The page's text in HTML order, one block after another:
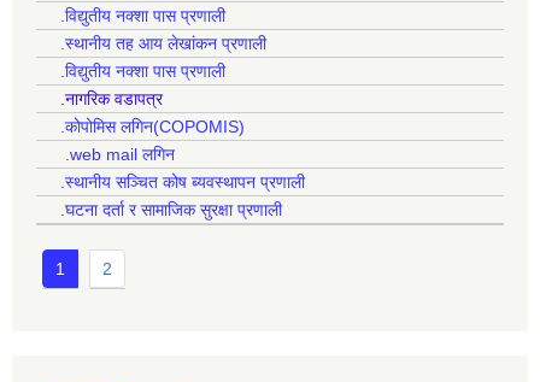
.विद्युतीय नक्शा पास प्रणाली
.स्थानीय तह आय लेखांकन प्रणाली
.विद्युतीय नक्शा पास प्रणाली
.नागरिक वडापत्र
.कोपोमिस लगिन(COPOMIS)
.web mail लगिन
.स्थानीय सञ्चित कोष ब्यवस्थापन प्रणाली
.घटना दर्ता र सामाजिक सुरक्षा प्रणाली
1 2